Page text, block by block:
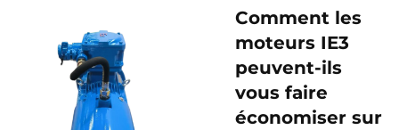
Comment les
moteurs IE3
peuvent-ils
vous faire
économiser sur